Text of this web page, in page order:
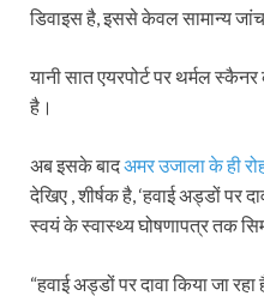
डिवाइस है, इससे केवल सामान्य जांच
यानी सात एयरपोर्ट पर थर्मल
है।
अब इसके बादअमर उजाला के ही
देखिए , शीर्षक है, ‘हवाई अड्डों पर
स्वयं के स्वास्थ्य घोषणापत्र तक
“हवाई अड्डों पर दावा किया जा